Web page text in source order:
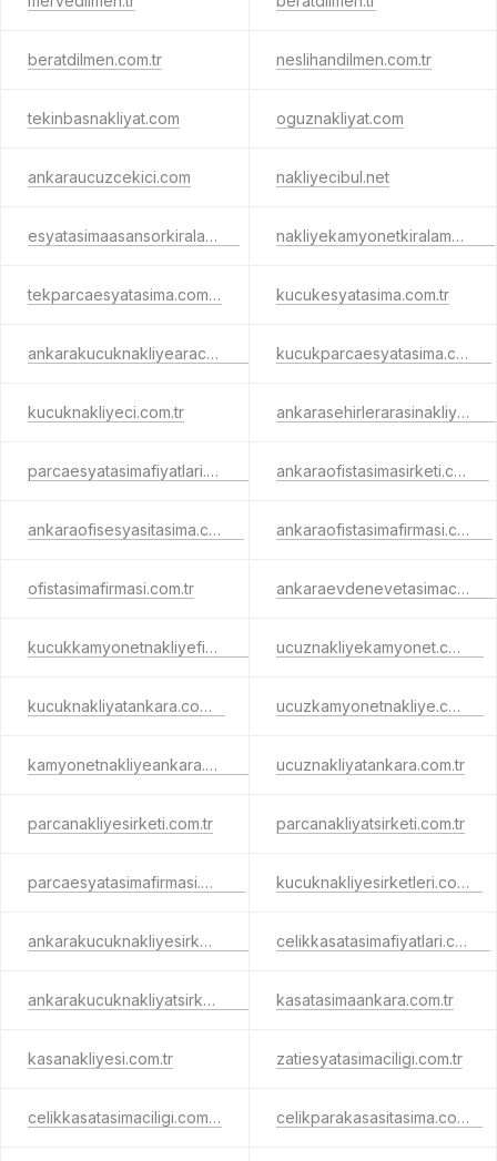
beratdilmen.com.tr neslihandilmen.com.tr
tekinbasnakliyat.com oguznakliyat.com
ankaraucuzcekici.com nakliyecibul.net
esyatasimaasansorkiralama.tr nakliyekamyonetkiralama.com
tekparcaesyatasima.com.tr kucukesyatasima.com.tr
ankarakucuknakliyearaci.com.tr kucukparcaesyatasima.com.tr
kucuknakliyeci.com.tr ankarasehirlerarasinakliyeci.com.tr
parcaesyatasimafiyatlari.com.tr ankaraofistasimasirketi.com.tr
ankaraofisesyasitasima.com.tr ankaraofistasimafirmasi.com.tr
ofistasimafirmasi.com.tr ankaraevdenevetasimaci.com.tr
kucukkamyonetnakliyefiyatlari.com.tr ucuznakliyekamyonet.com.tr
kucuknakliyatankara.com.tr ucuzkamyonetnakliye.com.tr
kamyonetnakliyeankara.com.tr ucuznakliyatankara.com.tr
parcanakliyesirketi.com.tr parcanakliyatsirketi.com.tr
parcaesyatasimafirmasi.com.tr kucuknakliyesirketleri.com.tr
ankarakucuknakliyesirketleri.com.tr celikkasatasimafiyatlari.com.tr
ankarakucuknakliyatsirketleri.com.tr kasatasimaankara.com.tr
kasanakliyesi.com.tr zatiesyatasimaciligi.com.tr
celikkasatasimaciligi.com.tr celikparakasasitasima.com.tr